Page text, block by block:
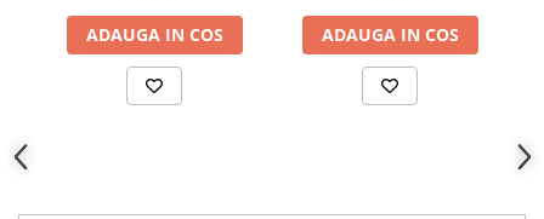
ADAUGA IN COS ADAUGA IN COS